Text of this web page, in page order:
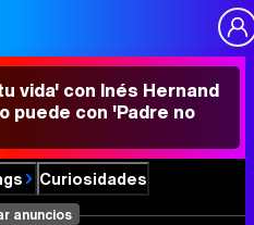
vida' con Inés Hernand
puede con 'Padre no
Curiosidades
anuncios